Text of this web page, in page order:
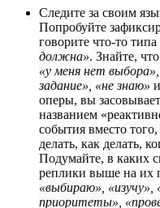
Следите за своим
Попробуйте
говорите что-то типа
должна». Знайте,
«у меня нет
задание», «не знаю»
оперы, вы
названием
события вместо
делать, как делать,
Подумайте, в каких
реплики выше на их
«выбираю», «изучу»,
приоритеты»,